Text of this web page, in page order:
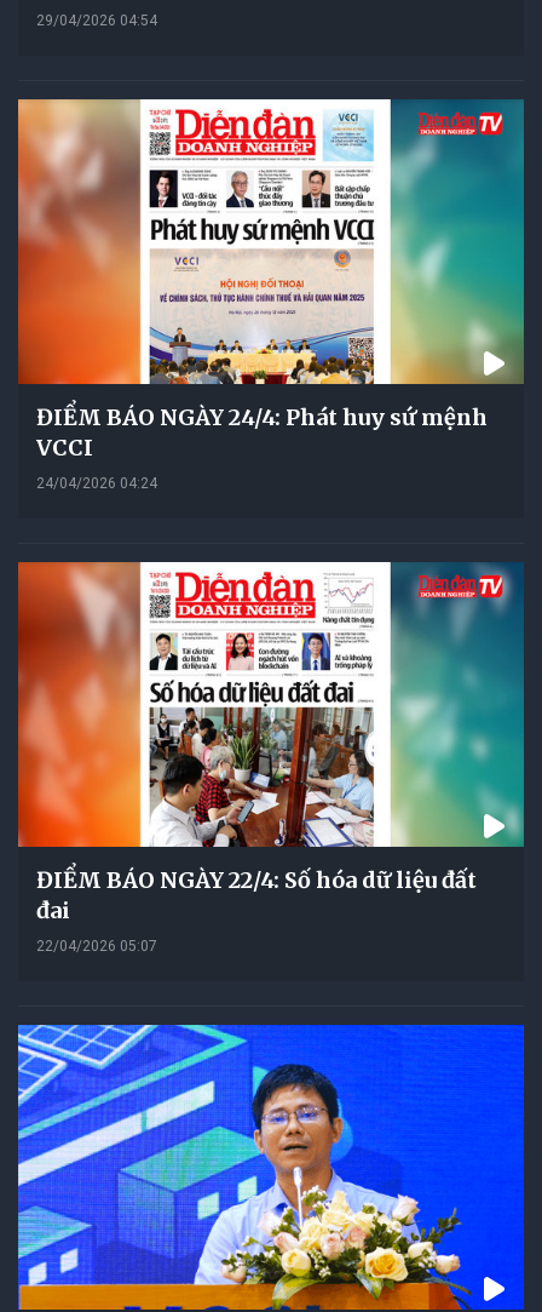
29/04/2026 04:54
ĐIỂM BÁO NGÀY 24/4: Phát huy sứ mệnh
VCCI
24/04/2026 04:24
ĐIỂM BÁO NGÀY 22/4: Số hóa dữ liệu đất
đai
22/04/2026 05:07